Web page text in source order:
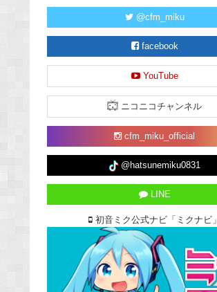
@cfm_miku
facebook
YouTube
ニコニコチャンネル
cfm_miku_official
@hatsunemiku0831
LINE
初音ミク公式ナビ「ミクナビ」